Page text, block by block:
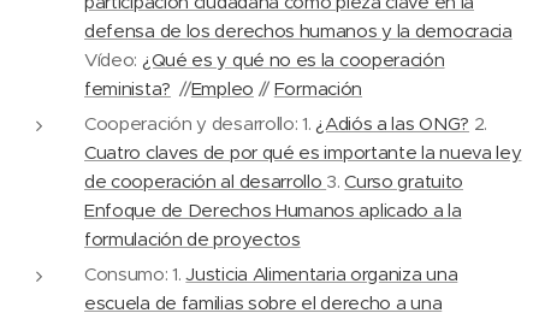
defensa de los derechos humanos y la democracia
Vídeo: ¿Qué es y qué no es la cooperación
feminista? //Empleo // Formación
Cooperación y desarrollo: 1. ¿Adiós a las ONG? 2.
Cuatro claves de por qué es importante la nueva ley
de cooperación al desarrollo 3.Curso gratuito
Enfoque de Derechos Humanos aplicado a la
formulación de proyectos
Consumo: 1.Justicia Alimentaria organiza una
escuela de familias sobre el derecho a una